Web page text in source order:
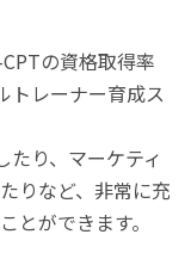
の資格取得率
トレーナー育成ス
り、マーケティ
りなど、非常に充
とができます。